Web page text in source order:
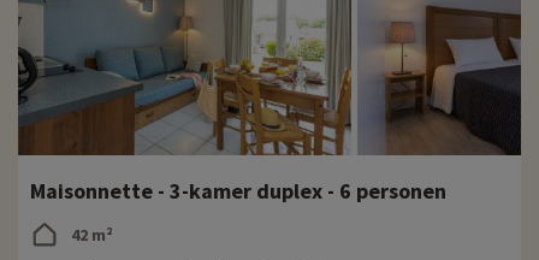
Maisonnette - 3-kamer duplex - 6 personen
42 m²